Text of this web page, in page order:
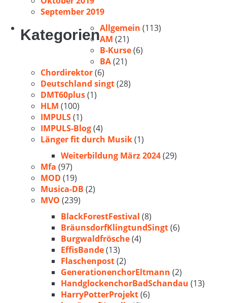
September 2019
KategorienAllgemein (113)
AM (21)
B-Kurse(6)
BA(21)
Chordirektor(6)
Deutschland singt(28)
DMT60plus(1)
HLM (100)
IMPULS(1)
IMPULS-Blog(4)
Länger fit durch Musik(1)
Weiterbildung März 2024(29)
Mfa (97)
MOD (19)
Musica-DB (2)
MVO (239)
BlackForestFestival (8)
BräunsdorfKlingtundSingt(6)
Burgwaldfrösche(4)
EffisBande(13)
Flaschenpost(2)
GenerationenchorEltmann (2)
HandglockenchorBadSchandau (13)
HarryPotterProjekt(6)